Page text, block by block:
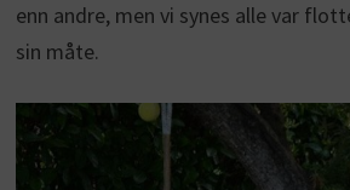
enn andre, men vi synes alle var
sin måte.